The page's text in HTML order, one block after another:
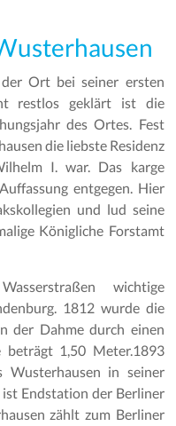
Ort bei seiner ersten
restlos geklärt ist die
des Ortes. Fest
die liebste Residenz
I. war. Das karge
entgegen. Hier
und lud seine
Königliche Forstamt
wichtige
1812 wurde die
der Dahme durch einen
beträgt 1,50 Meter.1893
in seiner
ist Endstation der Berliner
zählt zum Berliner